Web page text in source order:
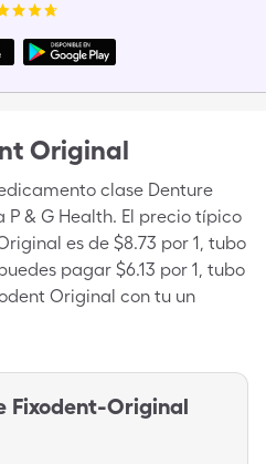
Original
clase Denture
& G Health. El precio típico
es de $8.73 por 1, tubo
pagar $6.13 por 1, tubo
Original con tu un
Fixodent-Original